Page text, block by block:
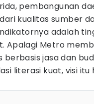
pembangunan
kualitas sumber
adalah
Apalagi Metro
berbasis jasa dan
literasi kuat, visi itu